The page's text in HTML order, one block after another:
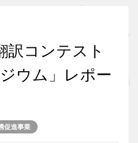
訳コンテスト
ウム」レポー
促進事業